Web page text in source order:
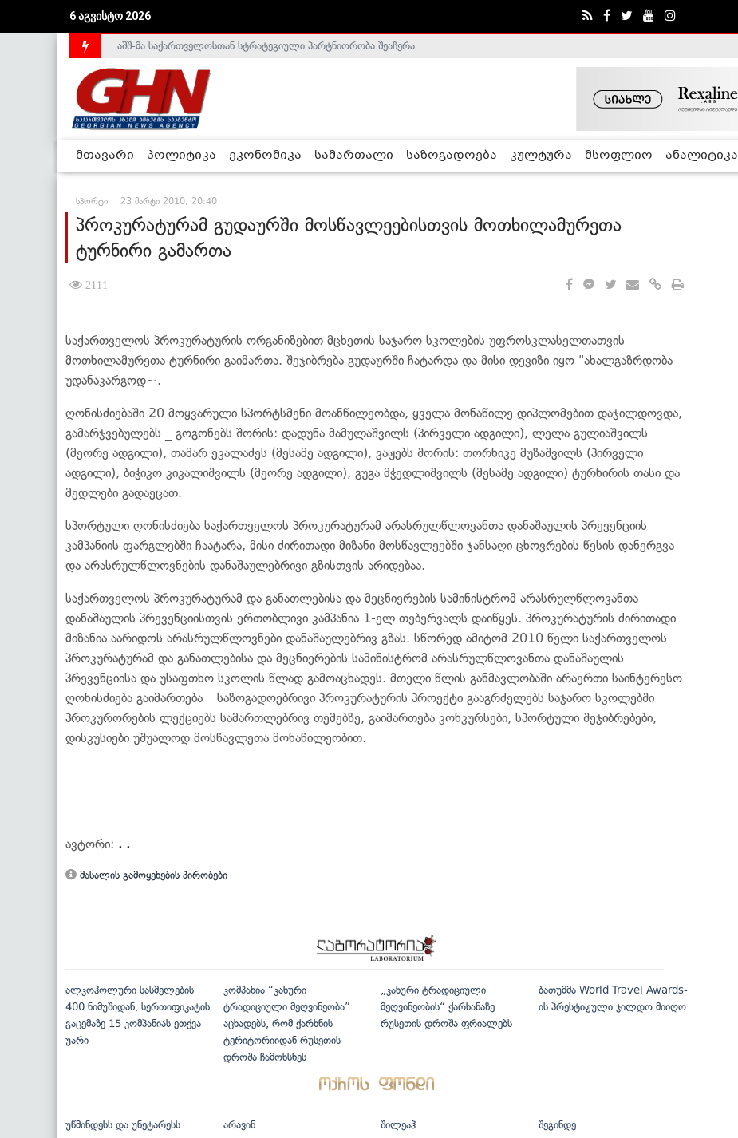
6 აგვისტო 2026
საქართველოს დე-ფაქტო მთავრობა არალეგიტიმურია - ჰელსინკის კომისია
აშშ-მა საქართველოსთან სტრატეგიული პარტნიორობა შეაჩერა
მთავარი პოლიტიკა ეკონომიკა სამართალი საზოგადოება კულტურა მსოფლიო ანალიტიკა
სპორტი 23 მარტი 2010, 20:40
პროკურატურამ გუდაურში მოსწავლეებისთვის მოთხილამურეთა
ტურნირი გამართა
2111
საქართველოს პროკურატურის ორგანიზებით მცხეთის საჯარო სკოლების უფროსკლასელთათვის
მოთხილამურეთა ტურნირი გაიმართა. შეჯიბრება გუდაურში ჩატარდა და მისი დევიზი იყო "ახალგაზრდობა
უდანაკარგოდ~.
ღონისძიებაში 20 მოყვარული სპორტსმენი მოანწილეობდა, ყველა მონაწილე დიპლომებით დაჯილდოვდა,
გამარჯვებულებს _ გოგონებს შორის: დადუნა მამულაშვილს (პირველი ადგილი), ლელა გულიაშვილს
(მეორე ადგილი), თამარ ეკალაძეს (მესამე ადგილი), ვაჟებს შორის: თორნიკე მუზაშვილს (პირველი
ადგილი), ბიჭიკო კიკალიშვილს (მეორე ადგილი), გუგა მჭედლიშვილს (მესამე ადგილი) ტურნირის თასი და
მედლები გადაეცათ.
სპორტული ღონისძიება საქართველოს პროკურატურამ არასრულწლოვანთა დანაშაულის პრევენციის
კამპანიის ფარგლებში ჩაატარა, მისი ძირითადი მიზანი მოსწავლეებში ჯანსაღი ცხოვრების წესის დანერგვა
და არასრულწლოვნების დანაშაულებრივი გზისთვის არიდებაა.
საქართველოს პროკურატურამ და განათლებისა და მეცნიერების სამინისტრომ არასრულწლოვანთა
დანაშაულის პრევენციისთვის ერთობლივი კამპანია 1-ელ თებერვალს დაიწყეს. პროკურატურის ძირითადი
მიზანია აარიდოს არასრულწლოვნები დანაშაულებრივ გზას. სწორედ ამიტომ 2010 წელი საქართველოს
პროკურატურამ და განათლებისა და მეცნიერების სამინისტრომ არასრულწლოვანთა დანაშაულის
პრევენციისა და უსაფთხო სკოლის წლად გამოაცხადეს. მთელი წლის განმავლობაში არაერთი საინტერესო
ღონისძიება გაიმართება _ საზოგადოებრივი პროკურატურის პროექტი გააგრძელებს საჯარო სკოლებში
პროკურორების ლექციებს სამართლებრივ თემებზე, გაიმართება კონკურსები, სპორტული შეჯიბრებები,
დისკუსიები უშუალოდ მოსწავლეთა მონაწილეობით.
ავტორი: . .
მასალის გამოყენების პირობები
ალკოჰოლური სასმელების
400 ნიმუშიდან, სერთიფიკატის
გაცემაზე 15 კომპანიას ეთქვა
უარი
კომპანია “კახური
ტრადიციული მეღვინეობა”
აცხადებს, რომ ქარხნის
ტერიტორიიდან რუსეთის
დროშა ჩამოხსნეს
„კახური ტრადიციული
მეღვინეობის“ ქარხანაზე
რუსეთის დროშა ფრიალებს
ბათუმმა World Travel Awards-
ის პრესტიჟული ჯილდო მიიღო
უწმინდესს და უნეტარესს არავინ შილეაჰ შეგინდე